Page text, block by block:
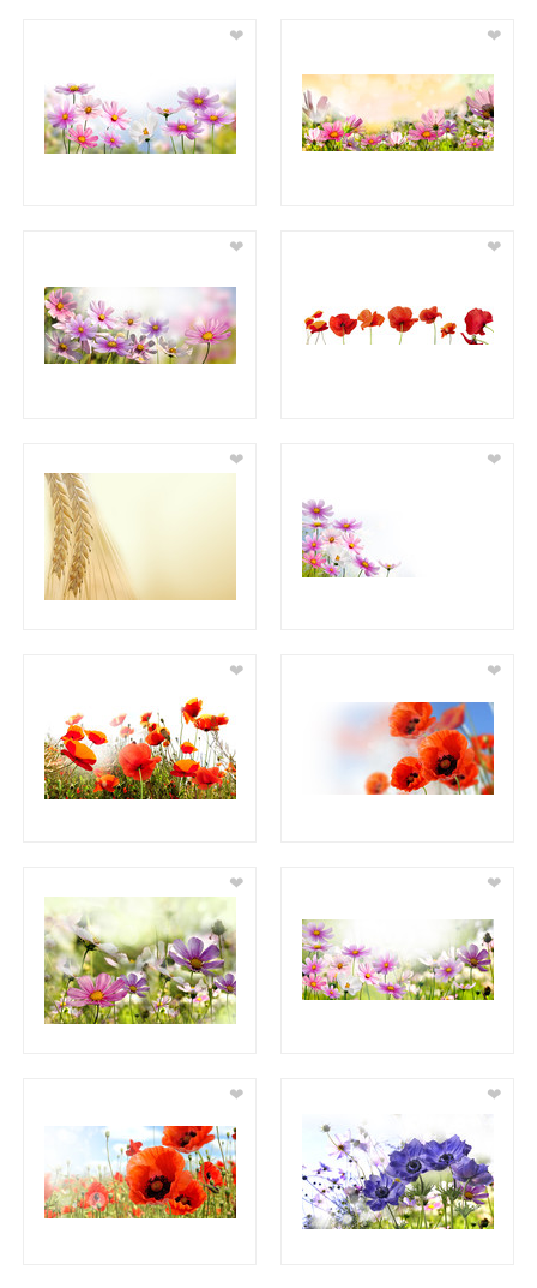
❤ ❤
❤ ❤
❤ ❤
❤ ❤
❤ ❤
❤ ❤